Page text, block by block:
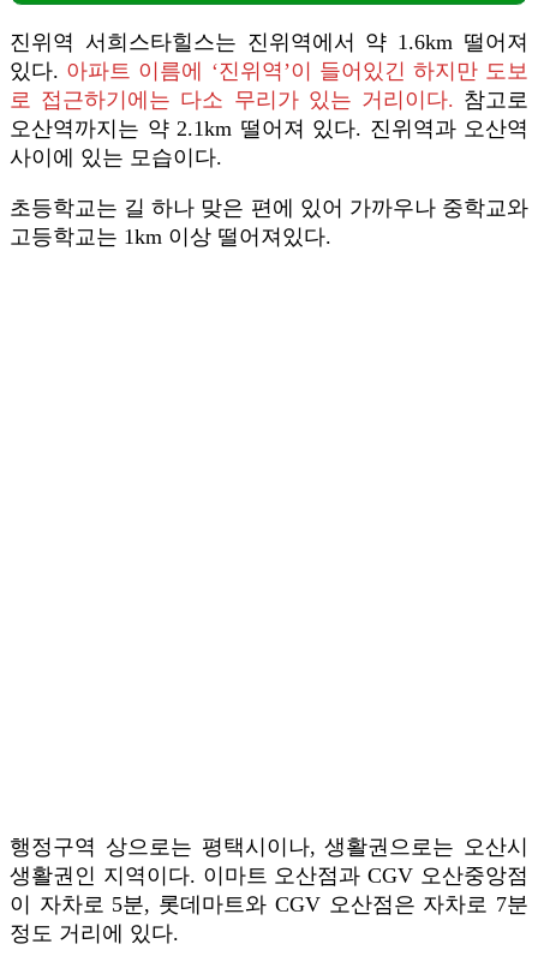
진위역 서희스타힐스는 진위역에서 약 1.6km 떨어져
있다. 아파트 이름에 ‘진위역’이 들어있긴 하지만 도보
로 접근하기에는 다소 무리가 있는 거리이다. 참고로
오산역까지는 약 2.1km 떨어져 있다. 진위역과 오산역
사이에 있는 모습이다.
초등학교는 길 하나 맞은 편에 있어 가까우나 중학교와
고등학교는 1km 이상 떨어져있다.
행정구역 상으로는 평택시이나, 생활권으로는 오산시
생활권인 지역이다. 이마트 오산점과 CGV 오산중앙점
이 자차로 5분, 롯데마트와 CGV 오산점은 자차로 7분
정도 거리에 있다.